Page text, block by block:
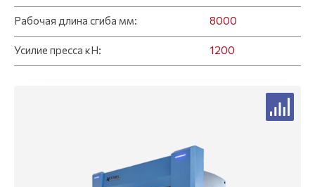
Рабочая длина сгиба мм: 8000
Усилие пресса кН: 1200